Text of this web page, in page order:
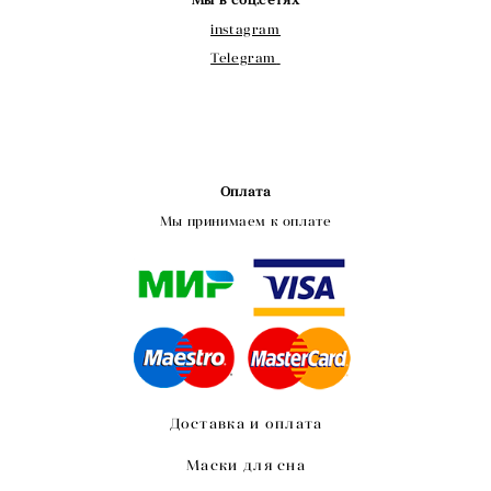
instagram
Telegram
Оплата
Мы принимаем к оплате
Доставка и оплата
Маски для сна